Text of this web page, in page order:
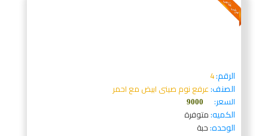
الرقم:4
الصنف:عرفع نوم صينى ابيض مع احمر
السعر:
9000
الكميه:متوفرة
الوحده:حبة